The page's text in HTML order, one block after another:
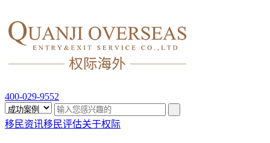
400-029-9552
移民资讯移民评估关于权际